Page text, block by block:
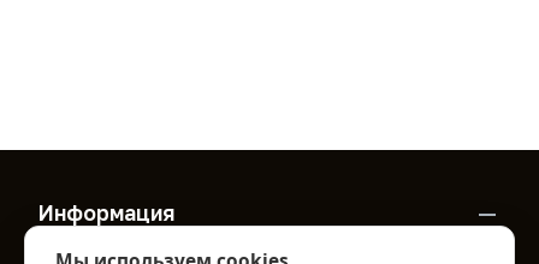
Информация
О нас